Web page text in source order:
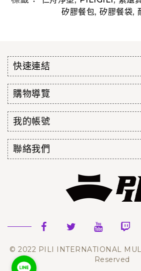
矽膠餐包,矽膠餐袋,
快速連結
購物導覽
我的帳號
聯絡我們
© 2022 PILI INTERNATIONAL
Reserved